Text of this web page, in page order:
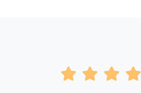
客户评价